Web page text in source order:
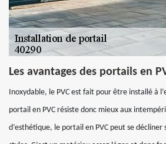
Les avantages des portails en
Inoxydable, le PVC est fait pour être installé à
portail en PVC résiste donc mieux aux
d’esthétique, le portail en PVC peut se décliner